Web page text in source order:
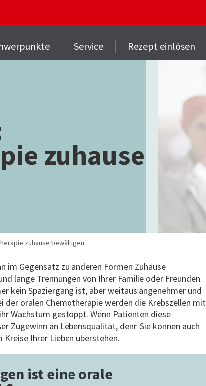
Service Rezept einlösen
zuhause
zuhause bewältigen
im Gegensatz zu anderen Formen Zuhause
lange Trennungen von Ihrer Familie oder Freunden
kein Spaziergang ist, aber weitaus angenehmer und
oralen Chemotherapie werden die Krebszellen mit
Wachstum gestoppt. Wenn Patienten diese
Zugewinn an Lebensqualität, denn Sie können auch
Ihrer Lieben überstehen.
ist eine orale